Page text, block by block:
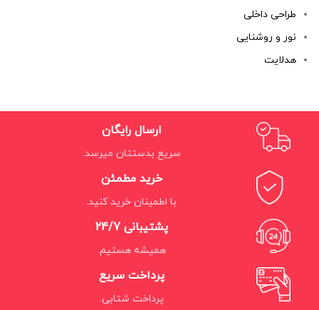
طراحی داخلی
نور و روشنایی
هدلایت
ارسال رایگان
سریع بدستتان میرسد.
خرید مطمئن
با اطمینان خرید کنید.
پشتیبانی 24/7
همیشه هستیم.
پرداخت سریع
پرداخت شتابی.